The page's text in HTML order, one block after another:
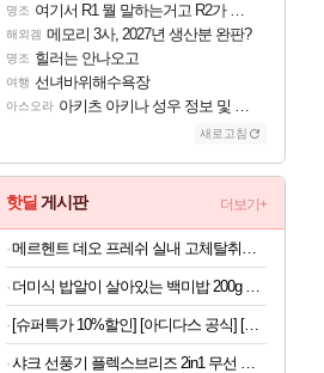
명조 여기서 R1 뭘 말하는거고 R2가 뭘말하는걸까요?
해외겜 메모리 3사, 2027년 생산분 완판?
명조 힐러는 안나오고
여행 선녀바위해수욕장
아스오라 아키츠 아키나 성우 정보 및 주요 필모
새로고침
핫딜 게시판 더보기+
[슈퍼특가 10%할인] [아디다스 공식] [슈퍼특가]우븐 쇼츠 JX3080